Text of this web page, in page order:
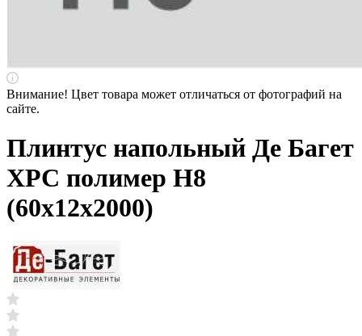
Внимание! Цвет товара может отличаться от фотографий на
сайте.
Плинтус напольный Де Багет
XPC полимер H8
(60х12х2000)